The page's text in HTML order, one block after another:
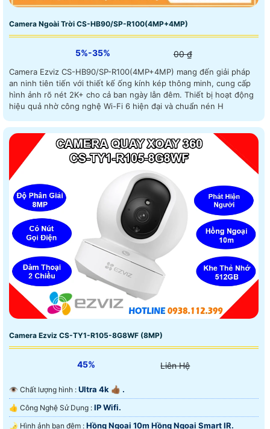
Camera Ngoài Trời CS-HB90/SP-R100(4MP+4MP)
5%-35% 00 ₫
Camera Ezviz CS-HB90/SP-R100(4MP+4MP) mang đến giải pháp
an ninh tiên tiến với thiết kế ống kính kép thông minh, cung cấp
hình ảnh rõ nét 2K+ cho cả ban ngày lẫn đêm. Thiết bị hoạt động
hiệu quả nhờ công nghệ Wi-Fi 6 hiện đại và chuẩn nén H
Camera Ezviz CS-TY1-R105-8G8WF (8MP)
45% Liên Hệ
👁 Chất lượng hình : Ultra 4k 👍🏾 .
👍 Công Nghệ Sử Dụng : IP Wifi.
🌛 Hình ảnh ban đêm : Hồng Ngoại 10m Hồng Ngoại Smart IR.